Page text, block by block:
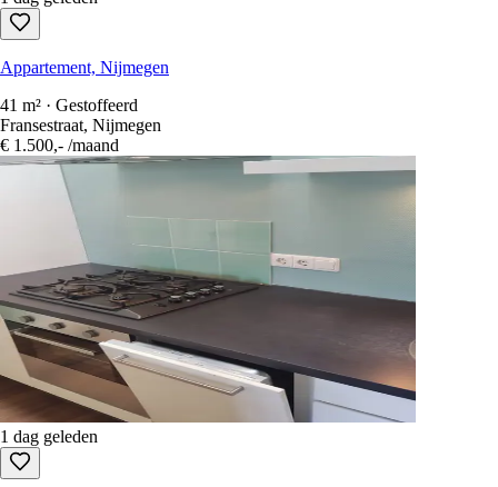
Appartement, Nijmegen
41 m² · Gestoffeerd
Fransestraat, Nijmegen
€ 1.500,- /maand
1 dag geleden